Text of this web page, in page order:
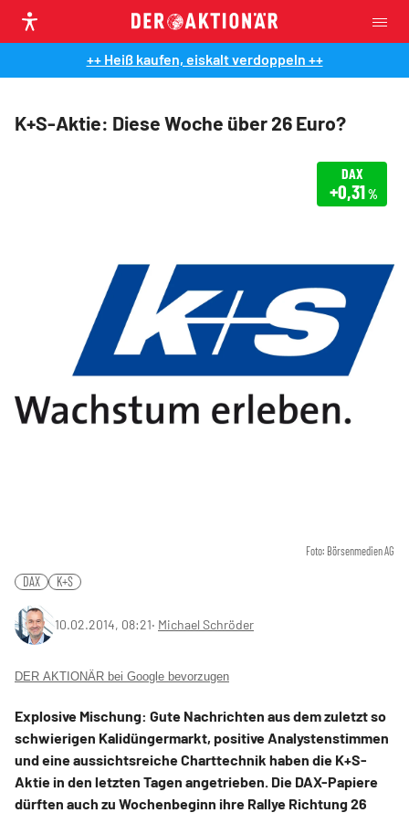
++ Heiß kaufen, eiskalt verdoppeln ++
K+S-Aktie: Diese Woche über 26 Euro?
Foto: Börsenmedien AG
DAX
+0,31%
DAX K+S
10.02.2014, 08:21‧ Michael Schröder
DER AKTIONÄR bei Google bevorzugen
Explosive Mischung: Gute Nachrichten aus dem zuletzt so
schwierigen Kalidüngermarkt, positive Analystenstimmen
und eine aussichtsreiche Charttechnik haben die K+S-
Aktie in den letzten Tagen angetrieben. Die DAX-Papiere
dürften auch zu Wochenbeginn ihre Rallye Richtung 26